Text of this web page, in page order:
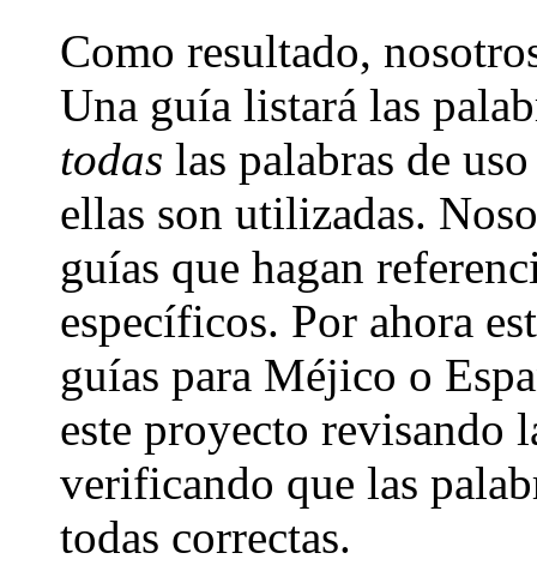
Como resultado,
Una guía listará las
todas las palabras de
ellas son utilizadas.
guías que hagan
específicos. Por ahora
guías para Méjico o
este proyecto revisando
verificando que las
todas correctas.